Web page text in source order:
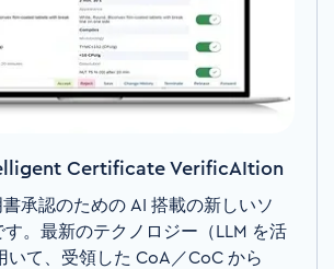
Certificate VerificAItion
承認のための AI 搭載の新しいソ
。 最新のテクノロジー（ LLM を活
いて、受領した CoA ／CoC から